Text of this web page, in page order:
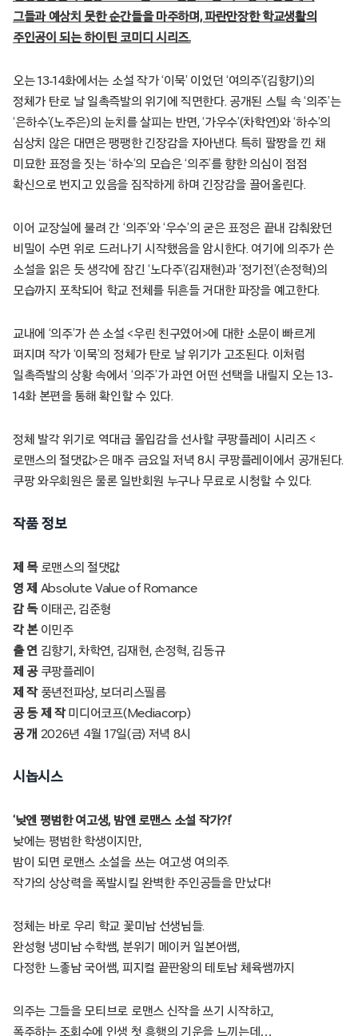
그들과 예상치 못한 순간들을 마주하며, 파란만장한 학교생활의
주인공이 되는 하이틴 코미디 시리즈.
오는 13-14화에서는 소설 작가 ‘이묵’ 이었던 ‘여의주’(김향기)의
정체가 탄로 날 일촉즉발의 위기에 직면한다. 공개된 스틸 속 ‘의주’는
‘은하수’(노주은)의 눈치를 살피는 반면, ‘가우수’(차학연)와 ‘하수’의
심상치 않은 대면은 팽팽한 긴장감을 자아낸다. 특히 팔짱을 낀 채
미묘한 표정을 짓는 ‘하수’의 모습은 ‘의주’를 향한 의심이 점점
확신으로 번지고 있음을 짐작하게 하며 긴장감을 끌어올린다.
이어 교장실에 불려 간 ‘의주’와 ‘우수’의 굳은 표정은 끝내 감춰왔던
비밀이 수면 위로 드러나기 시작했음을 암시한다. 여기에 의주가 쓴
소설을 읽은 듯 생각에 잠긴 ‘노다주’(김재현)과 ‘정기전’(손정혁)의
모습까지 포착되어 학교 전체를 뒤흔들 거대한 파장을 예고한다.
교내에 ‘의주’가 쓴 소설 <우린 친구였어>에 대한 소문이 빠르게
퍼지며 작가 ‘이묵’의 정체가 탄로 날 위기가 고조된다. 이처럼
일촉즉발의 상황 속에서 ‘의주’가 과연 어떤 선택을 내릴지 오는 13-
14화 본편을 통해 확인할 수 있다.
정체 발각 위기로 역대급 몰입감을 선사할 쿠팡플레이 시리즈 <
로맨스의 절댓값>은 매주 금요일 저녁 8시 쿠팡플레이에서 공개된다.
쿠팡 와우회원은 물론 일반회원 누구나 무료로 시청할 수 있다.
작품 정보
제 목 로맨스의 절댓값
영 제 Absolute Value of Romance
감 독이태곤, 김준형
각 본이민주
출 연 김향기, 차학연, 김재현, 손정혁, 김동규
제 공쿠팡플레이
제 작풍년전파상, 보더리스필름
공 동 제 작미디어코프(Mediacorp)
공 개 2026년 4월 17일(금) 저녁 8시
시놉시스
‘낮엔 평범한 여고생, 밤엔 로맨스 소설 작가?!’
낮에는 평범한 학생이지만,
밤이 되면 로맨스 소설을 쓰는 여고생 여의주.
작가의 상상력을 폭발시킬 완벽한 주인공들을 만났다!
정체는 바로 우리 학교 꽃미남 선생님들.
완성형 냉미남 수학쌤, 분위기 메이커 일본어쌤,
다정한 느좋남 국어쌤, 피지컬 끝판왕의 테토남 체육쌤까지
의주는 그들을 모티브로 로맨스 신작을 쓰기 시작하고,
폭주하는 조회수에 인생 첫 흥행의 기운을 느끼는데…